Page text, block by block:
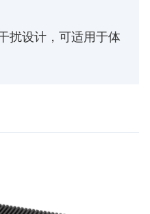
扰设计，可适用于体